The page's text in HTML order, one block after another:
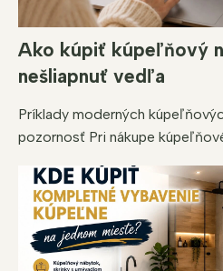
Ako kúpiť kúpeľňový
nešliapnuť vedľa
Príklady moderných
pozornosť Pri nákupe